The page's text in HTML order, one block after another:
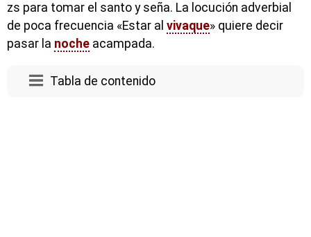
zs para tomar el santo y seña. La locución adverbial
de poca frecuencia «Estar al vivaque» quiere decir
pasar la noche acampada.
Tabla de contenido